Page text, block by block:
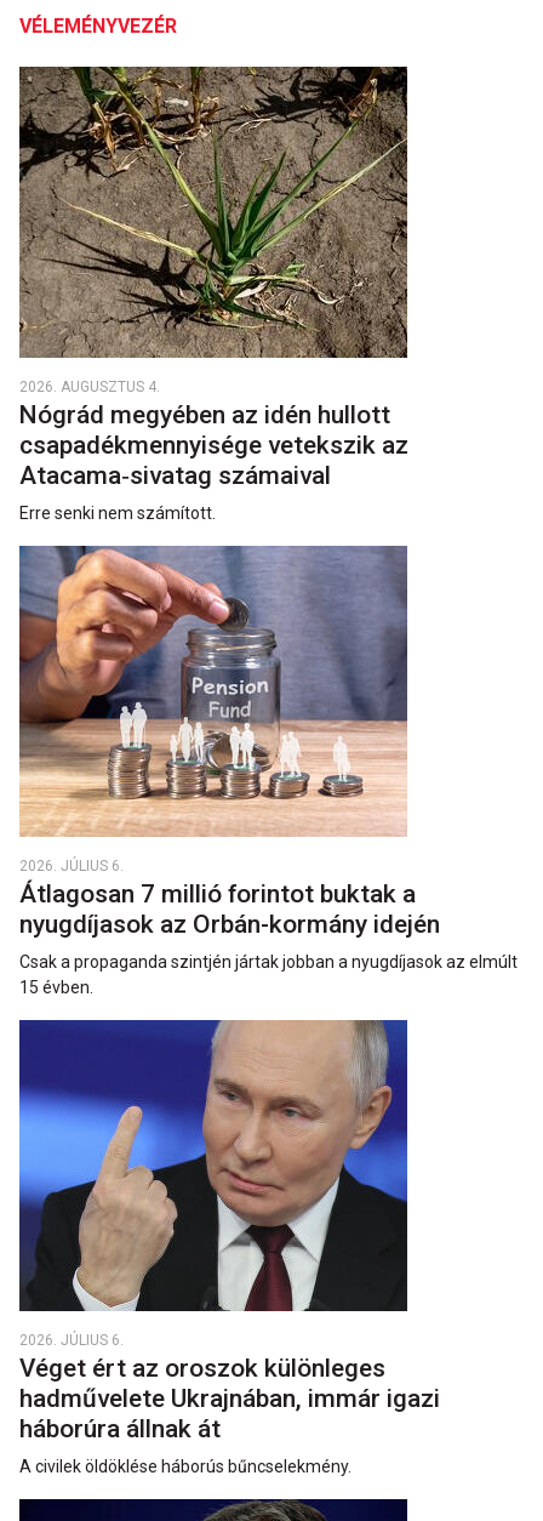
VÉLEMÉNYVEZÉR
2026. AUGUSZTUS 4.
Nógrád megyében az idén hullott
csapadékmennyisége vetekszik az
Atacama‑sivatag számaival
Erre senki nem számított.
2026. JÚLIUS 6.
Átlagosan 7 millió forintot buktak a
nyugdíjasok az Orbán-kormány idején
Csak a propaganda szintjén jártak jobban a nyugdíjasok az elmúlt
15 évben.
2026. JÚLIUS 6.
Véget ért az oroszok különleges
hadművelete Ukrajnában, immár igazi
háborúra állnak át
A civilek öldöklése háborús bűncselekmény.